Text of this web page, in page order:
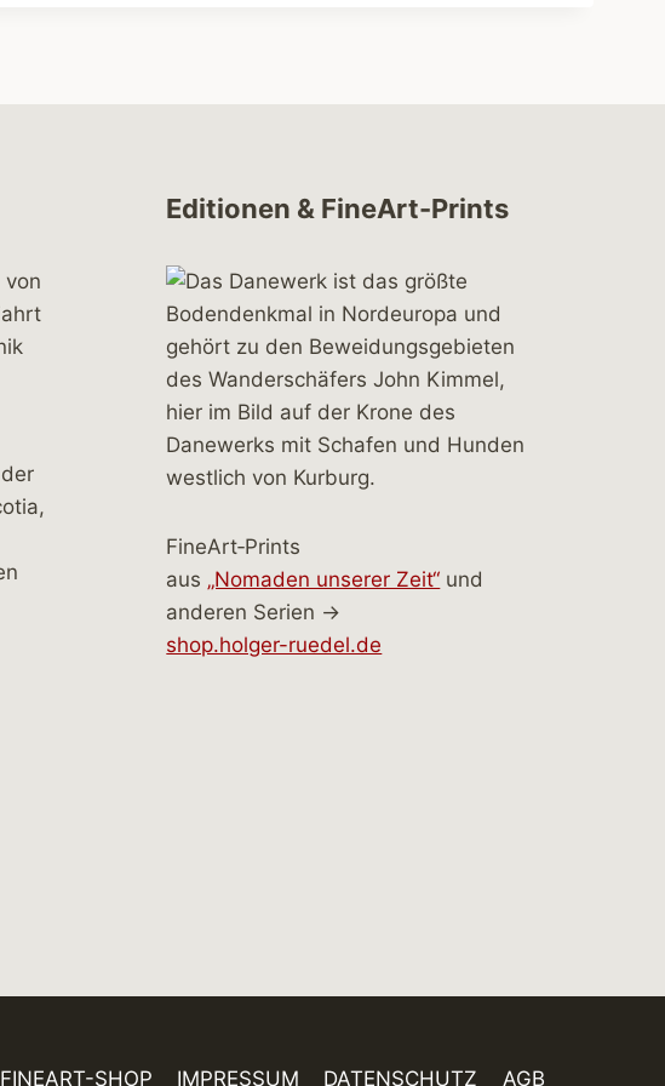
Editionen & FineArt-Prints
FineArt‑Prints
aus „Nomaden unserer Zeit“ und
anderen Serien →
shop.holger-ruedel.de
FINEART-SHOP IMPRESSUM DATENSCHUTZ AGB